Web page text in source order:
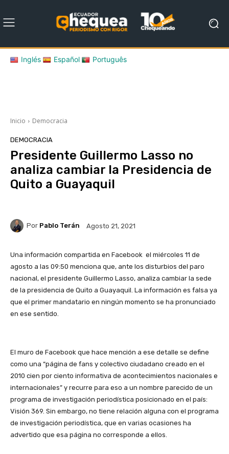
Inglés Español Português
Inicio Democracia
DEMOCRACIA
Presidente Guillermo Lasso no
analiza cambiar la Presidencia de
Quito a Guayaquil
Por Pablo Terán Agosto 21, 2021
Una información compartida en Facebook el miércoles 11 de
agosto a las 09:50 menciona que, ante los disturbios del paro
nacional, el presidente Guillermo Lasso, analiza cambiar la sede
de la presidencia de Quito a Guayaquil. La información es falsa ya
que el primer mandatario en ningún momento se ha pronunciado
en ese sentido.
El muro de Facebook que hace mención a ese detalle se define
como una “página de fans y colectivo ciudadano creado en el
2010 cien por ciento informativa de acontecimientos nacionales e
internacionales” y recurre para eso a un nombre parecido de un
programa de investigación periodística posicionado en el país:
Visión 369. Sin embargo, no tiene relación alguna con el programa
de investigación periodística, que en varias ocasiones ha
advertido que esa página no corresponde a ellos.